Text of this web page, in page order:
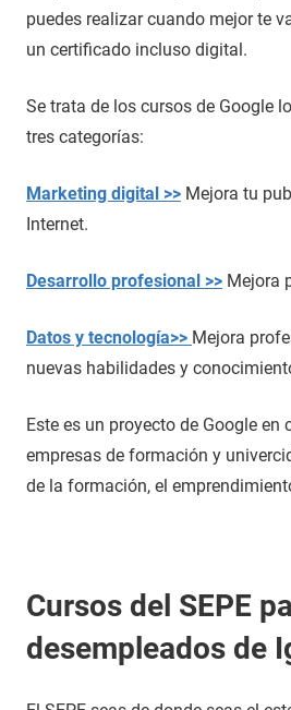
puedes realizar cuando mejor te
un certificado incluso digital.
Se trata de los cursos de Google
tres categorías:
Marketing digital >> Mejora tu
Internet.
Desarrollo profesional >> Mejora
Datos y tecnología>> Mejora
nuevas habilidades y
Este es un proyecto de Google
empresas de formación y
de la formación, el
Cursos del SEPE
desempleados de